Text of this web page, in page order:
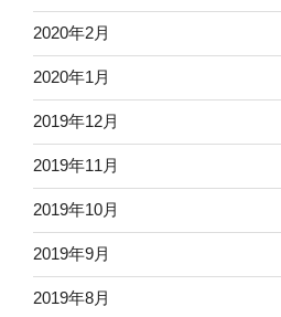
2020年2月
2020年1月
2019年12月
2019年11月
2019年10月
2019年9月
2019年8月